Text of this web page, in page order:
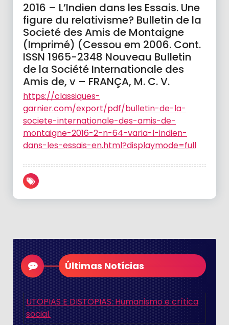
2016 – L’Indien dans les Essais. Une
figure du relativisme? Bulletin de la
Societé des Amis de Montaigne
(Imprimé) (Cessou em 2006. Cont.
ISSN 1965-2348 Nouveau Bulletin
de la Société Internationale des
Amis de, v – FRANÇA, M. C. V.
https://classiques-
garnier.com/export/pdf/bulletin-de-la-
societe-internationale-des-amis-de-
montaigne-2016-2-n-64-varia-l-indien-
dans-les-essais-en.html?displaymode=full
Últimas Notícias
UTOPIAS E DISTOPIAS: Humanismo e crítica
social.